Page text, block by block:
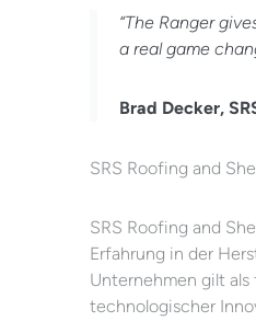
“The Ranger
a real game
Brad Decker,
SRS Roofing and
SRS Roofing and
Erfahrung in der
Unternehmen gilt
technologischer